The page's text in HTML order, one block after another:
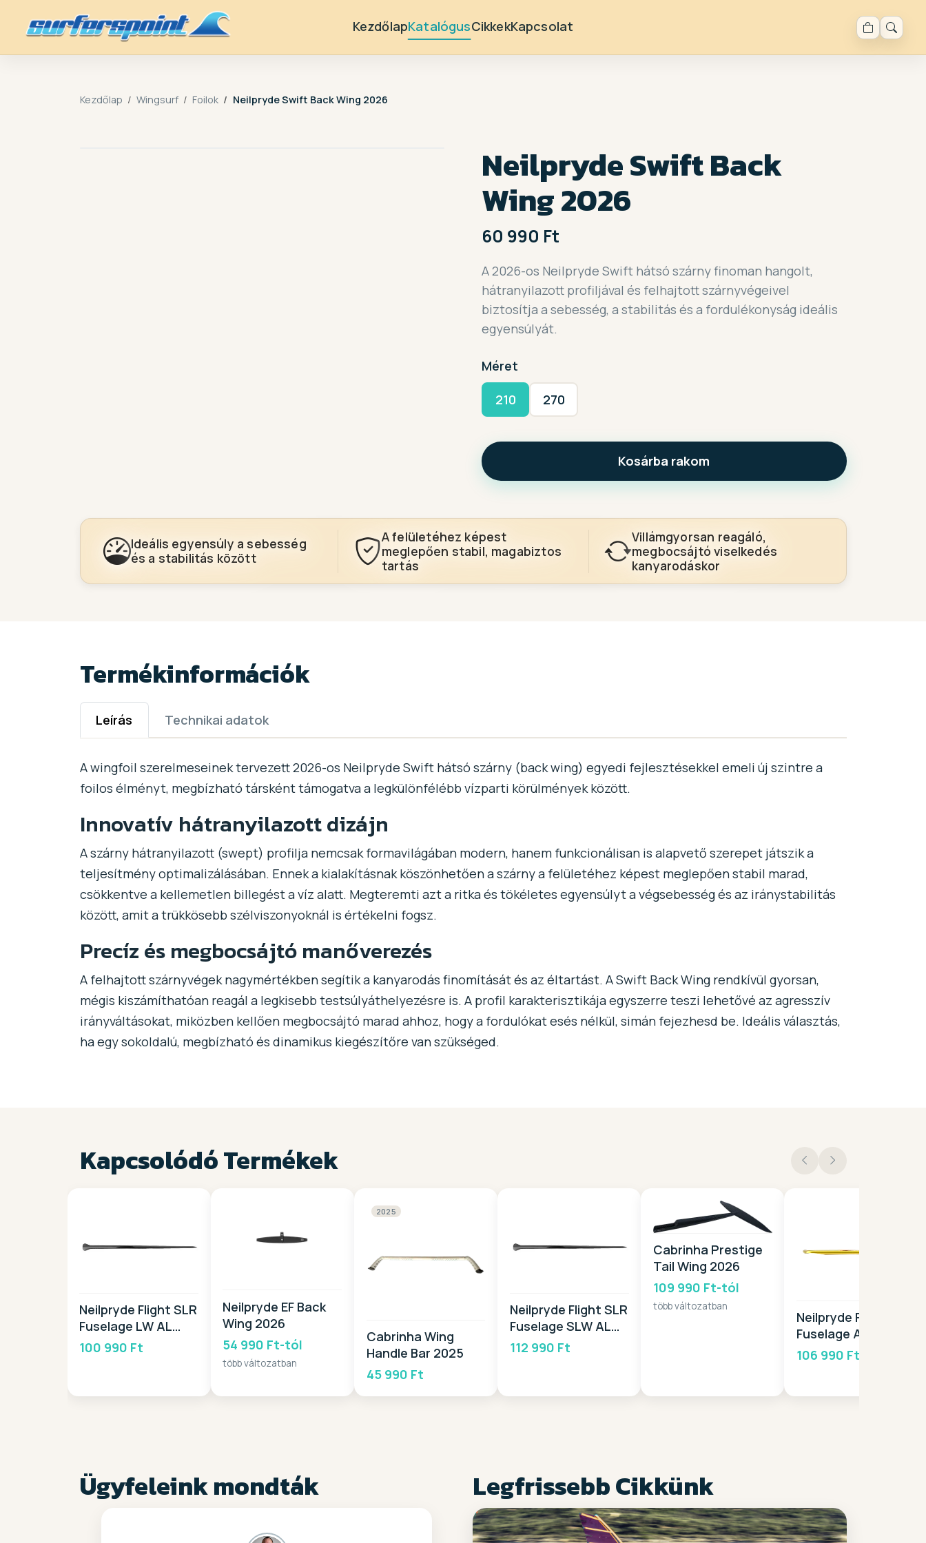
KezdőlapKatalógusCikkekKapcsolat
Kezdőlap Wingsurf Foilok Neilpryde Swift Back Wing 2026
Neilpryde Swift Back
Wing 2026
60 990 Ft
A 2026-os Neilpryde Swift hátsó szárny finoman hangolt,
hátranyilazott profiljával és felhajtott szárnyvégeivel
biztosítja a sebesség, a stabilitás és a fordulékonyság ideális
egyensúlyát.
Méret
210 270
Kosárba rakom
Ideális egyensúly a sebesség
és a stabilitás között
A felületéhez képest
meglepően stabil, magabiztos
tartás
Villámgyorsan reagáló,
megbocsájtó viselkedés
kanyarodáskor
Termékinformációk
Leírás Technikai adatok
A wingfoil szerelmeseinek tervezett 2026-os Neilpryde Swift hátsó szárny (back wing) egyedi fejlesztésekkel emeli új szintre a
foilos élményt, megbízható társként támogatva a legkülönfélébb vízparti körülmények között.
Innovatív hátranyilazott dizájn
A szárny hátranyilazott (swept) profilja nemcsak formavilágában modern, hanem funkcionálisan is alapvető szerepet játszik a
teljesítmény optimalizálásában. Ennek a kialakításnak köszönhetően a szárny a felületéhez képest meglepően stabil marad,
csökkentve a kellemetlen billegést a víz alatt. Megteremti azt a ritka és tökéletes egyensúlyt a végsebesség és az iránystabilitás
között, amit a trükkösebb szélviszonyoknál is értékelni fogsz.
Precíz és megbocsájtó manőverezés
A felhajtott szárnyvégek nagymértékben segítik a kanyarodás finomítását és az éltartást. A Swift Back Wing rendkívül gyorsan,
mégis kiszámíthatóan reagál a legkisebb testsúlyáthelyezésre is. A profil karakterisztikája egyszerre teszi lehetővé az agresszív
irányváltásokat, miközben kellően megbocsájtó marad ahhoz, hogy a fordulókat esés nélkül, simán fejezhesd be. Ideális választás,
ha egy sokoldalú, megbízható és dinamikus kiegészítőre van szükséged.
Kapcsolódó Termékek
Neilpryde Flight SLR
Fuselage LW AL
2026
100 990 Ft
Neilpryde EF Back
Wing 2026
54 990 Ft-tól
több változatban
2025
Cabrinha Wing
Handle Bar 2025
45 990 Ft
Neilpryde Flight SLR
Fuselage SLW AL
2026
112 990 Ft
Cabrinha Prestige
Tail Wing 2026
109 990 Ft-tól
több változatban
Neilpryde Flight FR
Fuselage Alu 2026
106 990 Ft
Ügyfeleink mondták Legfrissebb Cikkünk